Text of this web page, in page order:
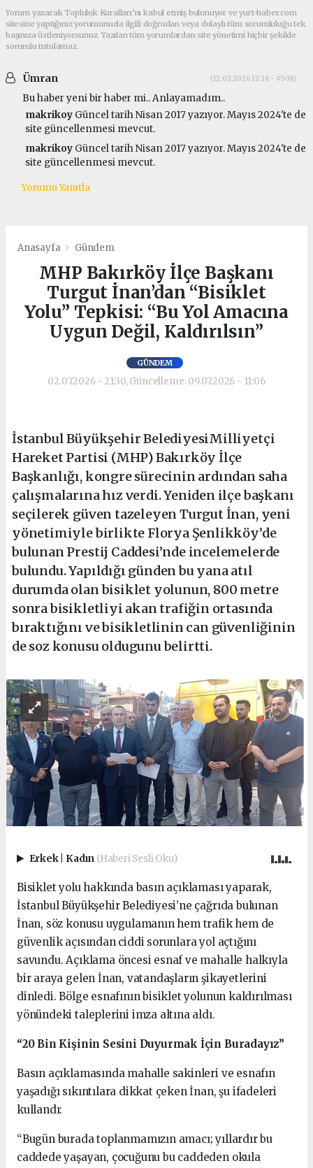
Yorum yazarak Topluluk Kuralları’nı kabul etmiş bulunuyor ve yurt-haber.com
sitesine yaptığınız yorumunuzla ilgili doğrudan veya dolaylı tüm sorumluluğu tek
başınıza üstleniyorsunuz. Yazılan tüm yorumlardan site yönetimi hiçbir şekilde
sorumlu tutulamaz.
Ümran (12.02.2026 12:18 - #508)
Bu haber yeni bir haber mi.. Anlayamadım..
makrikoy Güncel tarih Nisan 2017 yazıyor. Mayıs 2024'te de
site güncellenmesi mevcut.
makrikoy Güncel tarih Nisan 2017 yazıyor. Mayıs 2024'te de
site güncellenmesi mevcut.
Yorumu Yanıtla
Anasayfa Gündem
MHP Bakırköy İlçe Başkanı
Turgut İnan’dan “Bisiklet
Yolu” Tepkisi: “Bu Yol Amacına
Uygun Değil, Kaldırılsın”
GÜNDEM
02.07.2026 - 21:30, Güncelleme: 09.07.2026 - 11:06
İstanbul Büyükşehir BelediyesiMilliyetçi
Hareket Partisi (MHP) Bakırköy İlçe
Başkanlığı, kongre sürecinin ardından saha
çalışmalarına hız verdi. Yeniden ilçe başkanı
seçilerek güven tazeleyen Turgut İnan, yeni
yönetimiyle birlikte Florya Şenlikköy’de
bulunan Prestij Caddesi’nde incelemelerde
bulundu. Yapıldığı günden bu yana atıl
durumda olan bisiklet yolunun, 800 metre
sonra bisikletliyi akan trafiğin ortasında
bıraktığını ve bisikletlinin can güvenliğinin
de soz konusu oldugunu belirtti.
Erkek Kadın (Haberi Sesli Oku)
Bisiklet yolu hakkında basın açıklaması yaparak,
İstanbul Büyükşehir Belediyesi’ne çağrıda bulunan
İnan, söz konusu uygulamanın hem trafik hem de
güvenlik açısından ciddi sorunlara yol açtığını
savundu. Açıklama öncesi esnaf ve mahalle halkıyla
bir araya gelen İnan, vatandaşların şikayetlerini
dinledi. Bölge esnafının bisiklet yolunun kaldırılması
yönündeki taleplerini imza altına aldı.
“20 Bin Kişinin Sesini Duyurmak İçin Buradayız”
Basın açıklamasında mahalle sakinleri ve esnafın
yaşadığı sıkıntılara dikkat çeken İnan, şu ifadeleri
kullandı:
“Bugün burada toplanmamızın amacı; yıllardır bu
caddede yaşayan, çocuğunu bu caddeden okula